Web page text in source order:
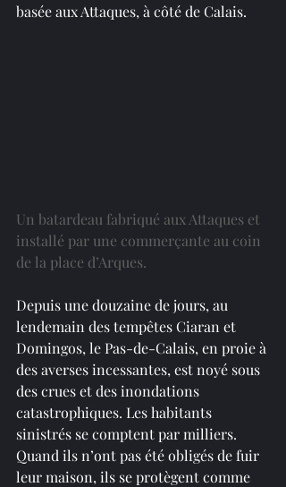
basée aux Attaques, à côté de Calais.
Un batardeau fabriqué aux Attaques et
installé par une commerçante au coin
de la place d’Arques.
Depuis une douzaine de jours, au
lendemain des tempêtes Ciaran et
Domingos, le Pas-de-Calais, en proie à
des averses incessantes, est noyé sous
des crues et des inondations
catastrophiques. Les habitants
sinistrés se comptent par milliers.
Quand ils n’ont pas été obligés de fuir
leur maison, ils se protègent comme